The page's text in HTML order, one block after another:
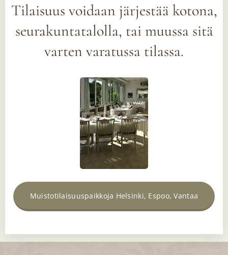
Tilaisuus voidaan järjestää kotona,
seurakuntatalolla, tai muussa sitä
varten varatussa tilassa.
Muistotilaisuuspaikkoja Helsinki, Espoo, Vantaa